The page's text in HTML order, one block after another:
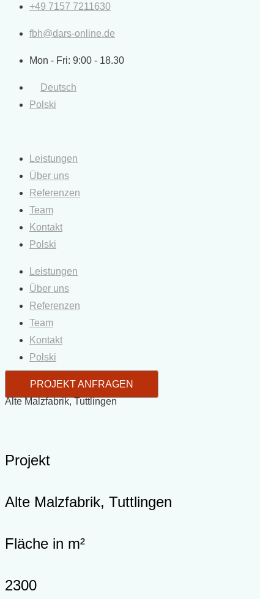
+49 7157 7211630
fbh@dars-online.de
Mon - Fri: 9:00 - 18.30
Deutsch
Polski
Leistungen
Über uns
Referenzen
Team
Kontakt
Polski
Leistungen
Über uns
Referenzen
Team
Kontakt
Polski
PROJEKT ANFRAGEN
Alte Malzfabrik, Tuttlingen
Projekt
Alte Malzfabrik, Tuttlingen
Fläche in m²
2300